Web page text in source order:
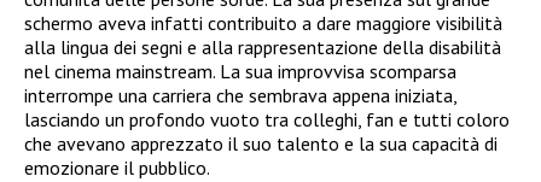
schermo aveva infatti contribuito a dare maggiore visibilità
alla lingua dei segni e alla rappresentazione della disabilità
nel cinema mainstream. La sua improvvisa scomparsa
interrompe una carriera che sembrava appena iniziata,
lasciando un profondo vuoto tra colleghi, fan e tutti coloro
che avevano apprezzato il suo talento e la sua capacità di
emozionare il pubblico.